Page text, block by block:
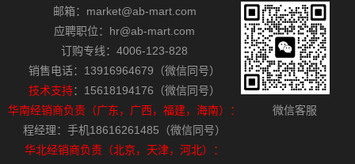
邮箱：market@ab-mart.com
应聘职位：hr@ab-mart.com
订购专线：4006-123-828
销售电话：13916964679（微信同号）
技术支持：15618194176（微信同号）
华南经销商负责（广东，广西，福建，海南）：
程经理：手机18616261485（微信同号）
华北经销商负责（北京，天津，河北）：
微信客服